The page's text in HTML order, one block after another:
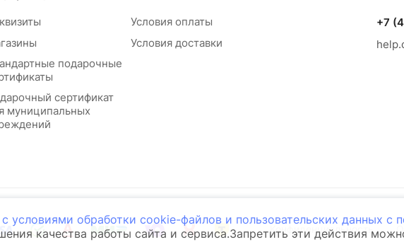
подарочные
сертификат
муниципальных
Условия оплаты
Условия доставки
+7
Конфиденциальность
с условиями обработки cookie-файлов и пользовательских данных с
качества работы сайта и сервиса.Запретить эти действия